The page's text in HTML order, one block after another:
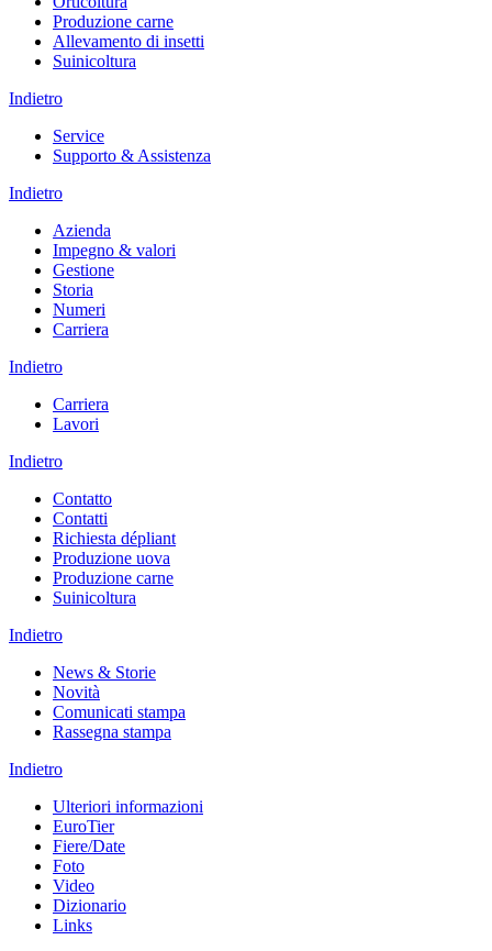
Produzione carne
Allevamento di insetti
Suinicoltura
Indietro
Service
Supporto & Assistenza
Indietro
Azienda
Impegno & valori
Gestione
Storia
Numeri
Carriera
Indietro
Carriera
Lavori
Indietro
Contatto
Contatti
Richiesta dépliant
Produzione uova
Produzione carne
Suinicoltura
Indietro
News & Storie
Novità
Comunicati stampa
Rassegna stampa
Indietro
Ulteriori informazioni
EuroTier
Fiere/Date
Foto
Video
Dizionario
Links